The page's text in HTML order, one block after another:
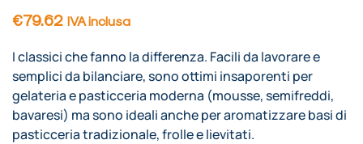
€79.62 IVA inclusa
I classici che fanno la differenza. Facili da lavorare e
semplici da bilanciare, sono ottimi insaporenti per
gelateria e pasticceria moderna (mousse, semifreddi,
bavaresi) ma sono ideali anche per aromatizzare basi di
pasticceria tradizionale, frolle e lievitati.